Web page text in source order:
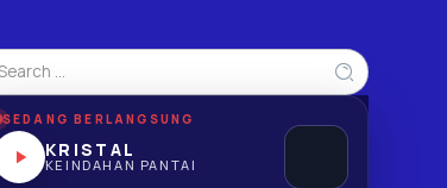
SEDANG BERLANGSUNG
KRISTAL
KEINDAHAN PANTAI